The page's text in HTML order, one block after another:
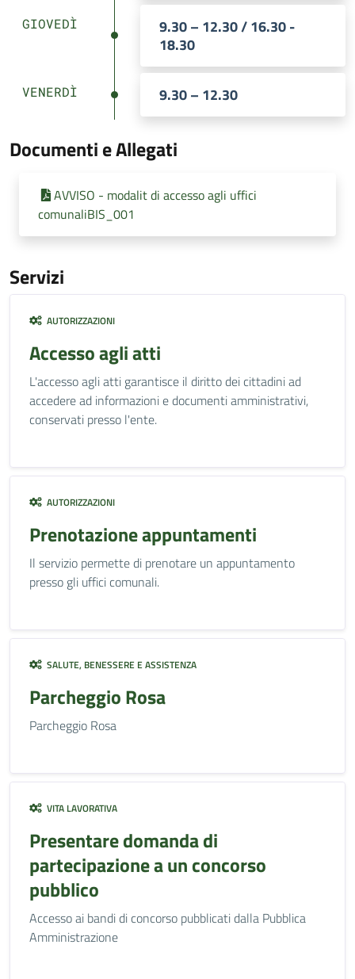
GIOVEDÌ
9.30 – 12.30 / 16.30 -
18.30
VENERDÌ 9.30 – 12.30
Documenti e Allegati
AVVISO - modalit di accesso agli uffici
comunaliBIS_001
Servizi
AUTORIZZAZIONI
Accesso agli atti
L'accesso agli atti garantisce il diritto dei cittadini ad
accedere ad informazioni e documenti amministrativi,
conservati presso l'ente.
AUTORIZZAZIONI
Prenotazione appuntamenti
Il servizio permette di prenotare un appuntamento
presso gli uffici comunali.
SALUTE, BENESSERE E ASSISTENZA
Parcheggio Rosa
Parcheggio Rosa
VITA LAVORATIVA
Presentare domanda di
partecipazione a un concorso
pubblico
Accesso ai bandi di concorso pubblicati dalla Pubblica
Amministrazione